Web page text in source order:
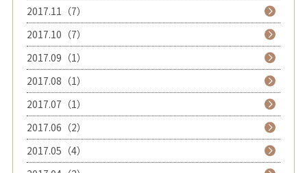
2017.11（7）
2017.10（7）
2017.09（1）
2017.08（1）
2017.07（1）
2017.06（2）
2017.05（4）